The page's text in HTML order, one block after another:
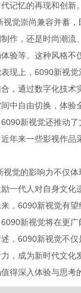
记忆的再现和创新。
视觉崇尚兼容并蓄
作，还是时尚潮流
验等。这种风格不
现上，6090新视
，通过数字化技术
中自由切换，体验
新视觉还推动
年来一些影视作品
视觉的影响力不仅
一代人对自身文化
来，6090新视觉有
新视觉将在更
，6090新视觉不
，成为新时代文化
得深入体验与思考